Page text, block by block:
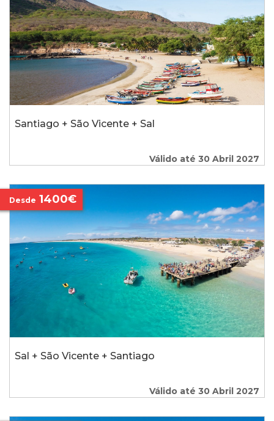
Santiago + São Vicente + Sal
Válido até 30 Abril 2027
Sal + São Vicente + Santiago
Válido até 30 Abril 2027
Desde 1400€